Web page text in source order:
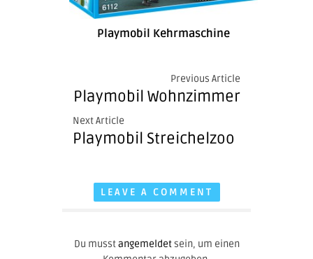
Playmobil Kehrmaschine
Previous Article
Playmobil Wohnzimmer
Next Article
Playmobil Streichelzoo
LEAVE A COMMENT
Du musstangemeldetsein, um einen